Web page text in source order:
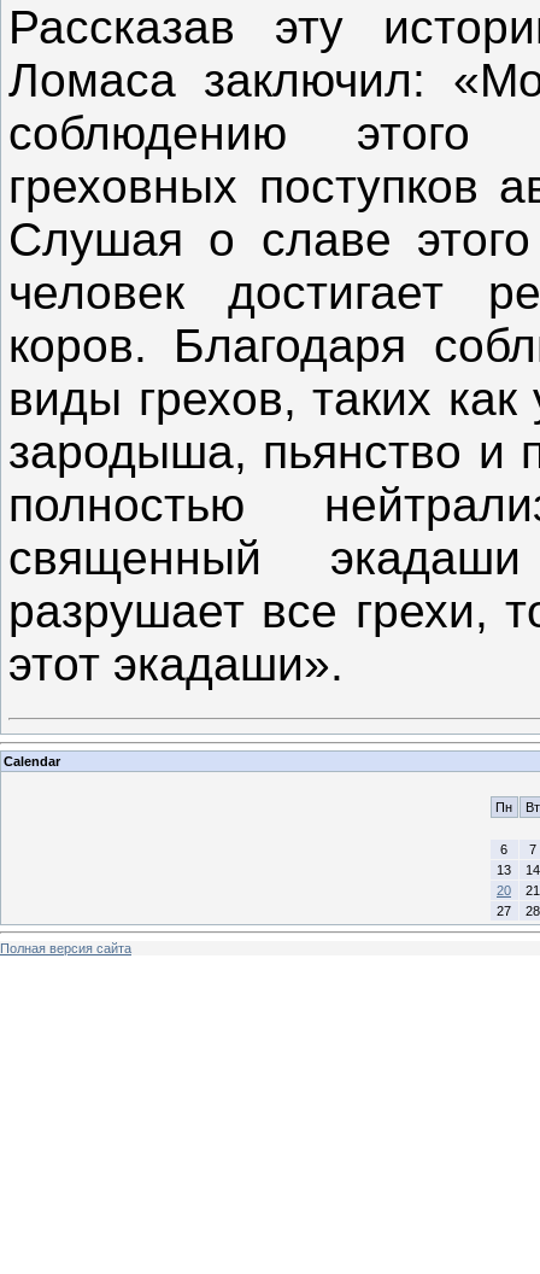
Рассказав эту
Ломаса заключил:
соблюдению этого
греховных поступков
Слушая о славе
человек достигает
коров. Благодаря
виды грехов, таких
зародыша, пьянство и
полностью
священный
разрушает все грехи,
этот экадаши».
Calendar
Пн Вт
6
7
13
14
20
21
27
28
Полная версия сайта